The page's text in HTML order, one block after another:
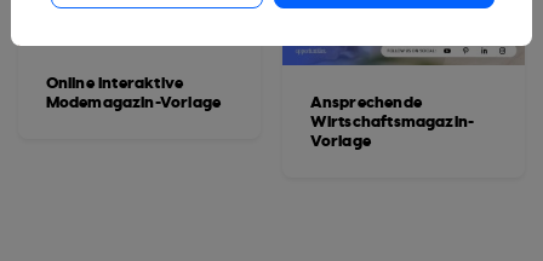
Online Interaktive
Modemagazin-Vorlage
Ansprechende
Wirtschaftsmagazin-
Vorlage